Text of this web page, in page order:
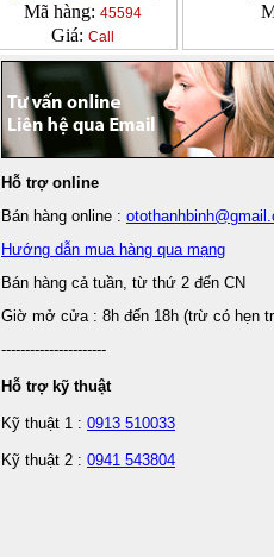
Mã hàng: 45594
Giá: Call
Hỗ trợ online
Bán hàng online :
Hướng dẫn mua hàng qua mạng
Bán hàng cả tuần, từ thứ 2 đến CN
Giờ mở cửa : 8h đến 18h (trừ có hẹn
----------------------
Hỗ trợ kỹ thuật
Kỹ thuật 1 : 0913 510033
Kỹ thuật 2 : 0941 543804